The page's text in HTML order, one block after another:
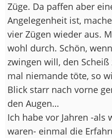
Züge. Da paffen aber
Angelegenheit ist,
vier Zügen wieder aus.
wohl durch. Schön,
zwingen will, den
mal niemande töte, so
Blick starr nach vorne
den Augen…
Ich habe vor Jahren -als
waren- einmal die